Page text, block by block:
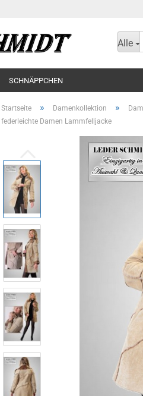
Alle
SCHNÄPPCHEN
Startseite » Damenkollektion »
federleichte Damen Lammfelljacke